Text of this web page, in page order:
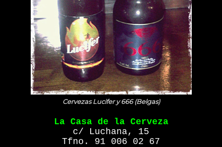
Cervezas Lucifer y 666 (Belgas)
La Casa de la Cerveza
c/ Luchana, 15
Tfno. 91 006 02 67